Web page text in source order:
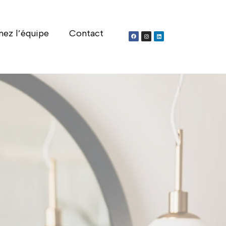
l’équipe Contact